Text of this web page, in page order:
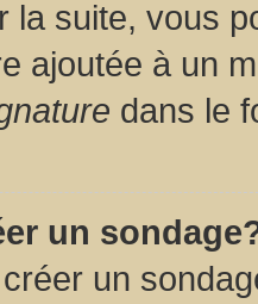
la suite, vous
ajoutée à un
dans le
un
un